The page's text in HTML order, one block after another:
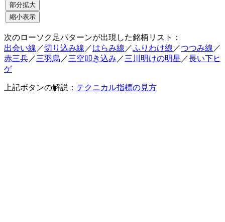
次のローソク足パターンが出現した銘柄リスト：
出会い線 ／切り込み線 ／はらみ線 ／ふりわけ線 ／つつみ線 ／
赤三兵／三羽烏 ／三空叩き込み ／三川明けの明星 ／長い下ヒ
ゲ
上記ボタンの解説： テクニカル指標の見方